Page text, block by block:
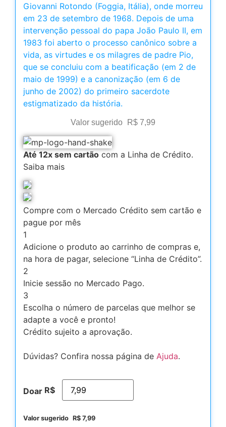
Giovanni Rotondo (Foggia, Itália), onde morreu
em 23 de setembro de 1968. Depois de uma
intervenção pessoal do papa João Paulo II, em
1983 foi aberto o processo canônico sobre a
vida, as virtudes e os milagres de padre Pio,
que se concluiu com a beatificação (em 2 de
maio de 1999) e a canonização (em 6 de
junho de 2002) do primeiro sacerdote
estigmatizado da história.
Valor sugerido R$ 7,99
Até 12x sem cartão com a Linha de Crédito.
Saiba mais
Compre com o Mercado Crédito sem cartão e
pague por mês
1
Adicione o produto ao carrinho de compras e,
na hora de pagar, selecione “Linha de Crédito”.
2
Inicie sessão no Mercado Pago.
3
Escolha o número de parcelas que melhor se
adapte a você e pronto!
Crédito sujeito a aprovação.
Dúvidas? Confira nossa página de Ajuda.
Doar R$
Valor sugerido R$ 7,99